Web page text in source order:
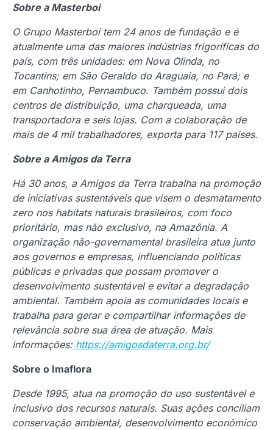
Sobre a Masterboi
O Grupo Masterboi tem 24 anos de fundação e é
atualmente uma das maiores indústrias frigoríficas do
país, com três unidades: em Nova Olinda, no
Tocantins; em São Geraldo do Araguaia, no Pará; e
em Canhotinho, Pernambuco. Também possui dois
centros de distribuição, uma charqueada, uma
transportadora e seis lojas. Com a colaboração de
mais de 4 mil trabalhadores, exporta para 117 países.
Sobre a Amigos da Terra
Há 30 anos, a Amigos da Terra trabalha na promoção
de iniciativas sustentáveis que visem o desmatamento
zero nos habitats naturais brasileiros, com foco
prioritário, mas não exclusivo, na Amazônia. A
organização não-governamental brasileira atua junto
aos governos e empresas, influenciando políticas
públicas e privadas que possam promover o
desenvolvimento sustentável e evitar a degradação
ambiental. Também apoia as comunidades locais e
trabalha para gerar e compartilhar informações de
relevância sobre sua área de atuação. Mais
informações:https://amigosdaterra.org.br/
Sobre o Imaflora
Desde 1995, atua na promoção do uso sustentável e
inclusivo dos recursos naturais. Suas ações conciliam
conservação ambiental, desenvolvimento econômico